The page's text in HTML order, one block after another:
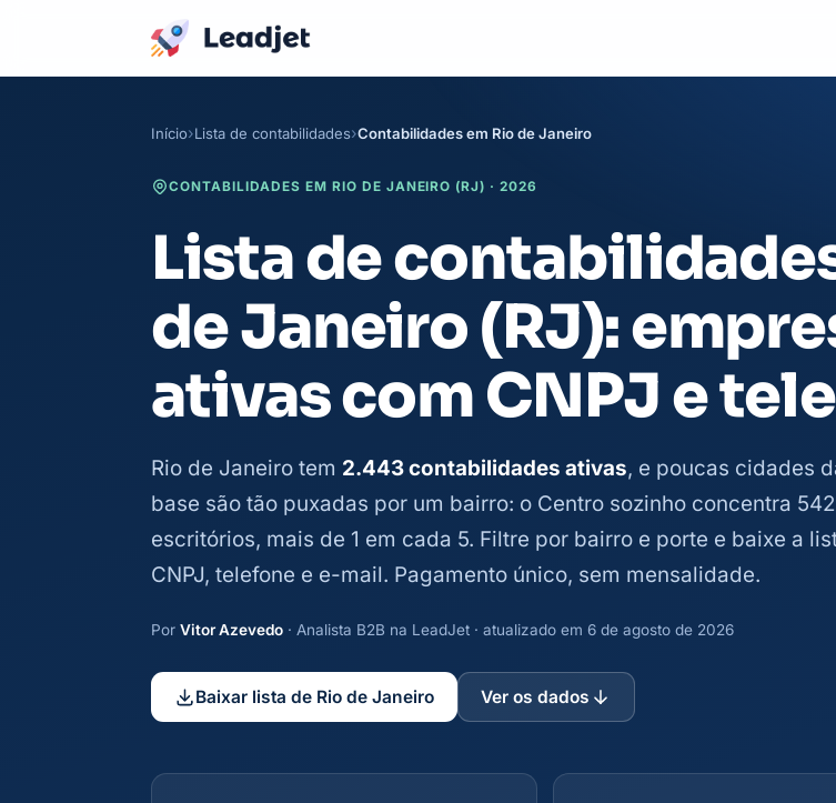
Início Lista de contabilidades Contabilidades em Rio de Janeiro
CONTABILIDADES EM RIO DE JANEIRO (RJ) · 2026
Lista de
de Janeiro (RJ):
ativas com CNPJ e
Rio de Janeiro tem 2.443 contabilidades ativas, e poucas cidades
base são tão puxadas por um bairro: o Centro sozinho concentra 542
escritórios, mais de 1 em cada 5. Filtre por bairro e porte e baixe a
CNPJ, telefone e e-mail. Pagamento único, sem mensalidade.
Por Vitor Azevedo · Analista B2B na LeadJet · atualizado em 6 de agosto de 2026
Baixar lista de Rio de Janeiro Ver os dados